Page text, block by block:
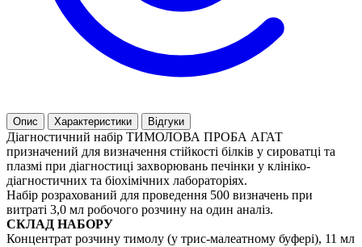
Опис Характеристики Відгуки
Діагностичний набір ТИМОЛОВА ПРОБА АГАТ
призначений для визначення стійкості білків у сироватці та
плазмі при діагностиці захворювань печінки у клініко-
діагностичних та біохімічних лабораторіях.
Набір розрахований для проведення 500 визначень при
витраті 3,0 мл робочого розчину на один аналіз.
СКЛАД НАБОРУ
Концентрат розчину тимолу (у трис-малеатному буфері), 11 мл